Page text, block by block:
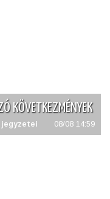
KÖVETKEZMÉNYEK
jegyzetei 08/08 14:59